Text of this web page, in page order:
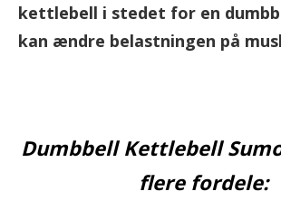
kettlebell i stedet for en
kan ændre belastningen på
Dumbbell Kettlebell
flere fordele: